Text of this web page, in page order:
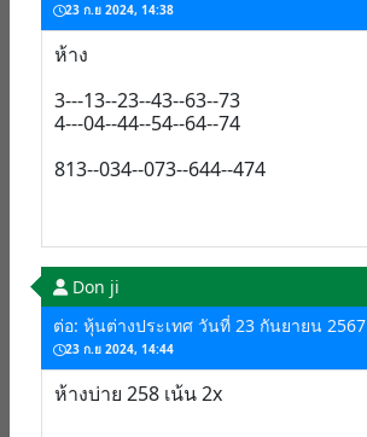
23 ก.ย 2024, 14:38
ห้าง
3---13--23--43--63--73
4---04--44--54--64--74
813--034--073--644--474
Don ji
ต่อ: หุ้นต่างประเทศ วันที่ 23 กันยายน 2567
23 ก.ย 2024, 14:44
ห้างบ่าย 258 เน้น 2x